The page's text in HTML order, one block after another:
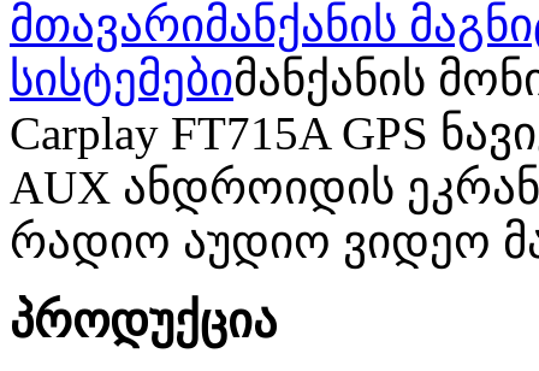
მთავარიმანქანის
სისტემებიმანქანის
Carplay FT715A GPS
AUX ანდროიდის
რადიო აუდიო ვიდეო
პროდუქცია